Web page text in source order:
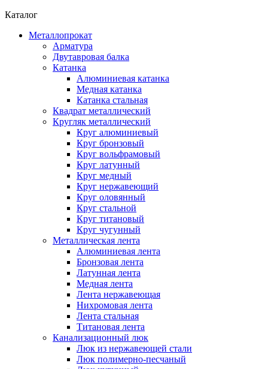
Каталог
Металлопрокат
Арматура
Двутавровая балка
Катанка
Алюминиевая катанка
Медная катанка
Катанка стальная
Квадрат металлический
Кругляк металлический
Круг алюминиевый
Круг бронзовый
Круг вольфрамовый
Круг латунный
Круг медный
Круг нержавеющий
Круг оловянный
Круг стальной
Круг титановый
Круг чугунный
Металлическая лента
Алюминиевая лента
Бронзовая лента
Латунная лента
Медная лента
Лента нержавеющая
Нихромовая лента
Лента стальная
Титановая лента
Канализационный люк
Люк из нержавеющей стали
Люк полимерно-песчаный